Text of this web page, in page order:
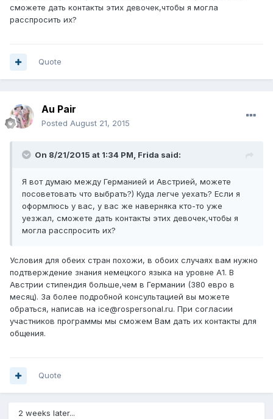
сможете дать контакты этих девочек,чтобы я могла
расспросить их?
Quote
Au Pair
Posted August 21, 2015
On 8/21/2015 at 1:34 PM, Frida said:
Я вот думаю между Германией и Австрией, можете
посоветовать что выбрать?) Куда легче уехать? Если я
оформлюсь у вас, у вас же наверняка кто-то уже
уезжал, сможете дать контакты этих девочек,чтобы я
могла расспросить их?
Условия для обеих стран похожи, в обоих случаях вам нужно
подтверждение знания немецкого языка на уровне A1. В
Австрии стипендия больше,чем в Германии (380 евро в
месяц). За более подробной консультацией вы можете
обраться, написав на ice@rospersonal.ru. При согласии
участников программы мы сможем Вам дать их контакты для
общения.
Quote
2 weeks later...